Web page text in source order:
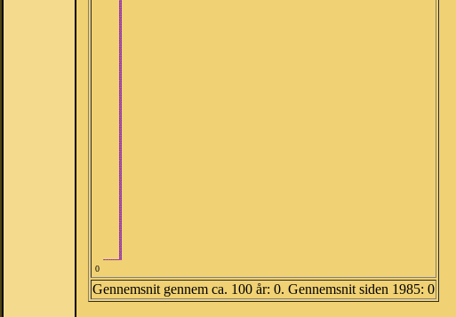
0
Gennemsnit gennem ca. 100 år: 0. Gennemsnit siden 1985: 0